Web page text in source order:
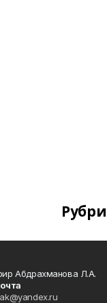
Абдрахманова Л.А.